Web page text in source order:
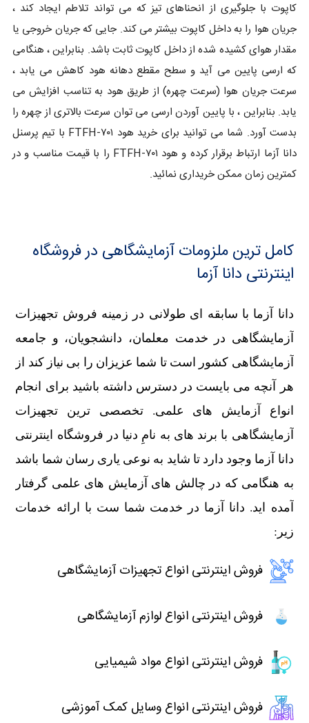
کاپوت با جلوگیری از انحناهای تیز که می تواند تلاطم ایجاد کند ،
جریان هوا را به داخل کاپوت بیشتر می کند. جایی که جریان خروجی یا
مقدار هوای کشیده شده از داخل کاپوت ثابت باشد. بنابراین ، هنگامی
که ارسی پایین می آید و سطح مقطع دهانه هود کاهش می یابد ،
سرعت جریان هوا (سرعت چهره) از طریق هود به تناسب افزایش می
یابد. بنابراین ، با پایین آوردن ارسی می توان سرعت بالاتری از چهره را
بدست آورد. شما می توانید برای خرید هود FTFH-۷۰۱ با تیم پرسنل
دانا آزما ارتباط برقرار کرده و هود FTFH-۷۰۱ را با قیمت مناسب و در
کمترین زمان ممکن خریداری نمائید.
کامل ترین ملزومات آزمایشگاهی در فروشگاه
اینترنتی دانا آزما
دانا آزما با سابقه ای طولانی در زمینه فروش تجهیزات
آزمایشگاهی در خدمت معلمان، دانشجویان، و جامعه
آزمایشگاهی کشور است تا شما عزیزان را بی نیاز کند از
هر آنچه می بایست در دسترس داشته باشید برای انجام
انواع آزمایش های علمی. تخصصی ترین تجهیزات
آزمایشگاهی با برند های به نامِ دنیا در فروشگاه اینترنتی
دانا آزما وجود دارد تا شاید به نوعی یاری رسان شما باشد
به هنگامی که در چالش های آزمایش های علمی گرفتار
آمده اید. دانا آزما در خدمت شما ست با ارائه خدمات
زیر:
فروش اینترنتی انواع تجهیزات آزمایشگاهی
فروش اینترنتی انواع لوازم آزمایشگاهی
فروش اینترنتی انواع مواد شیمیایی
فروش اینترنتی انواع وسایل کمک آموزشی